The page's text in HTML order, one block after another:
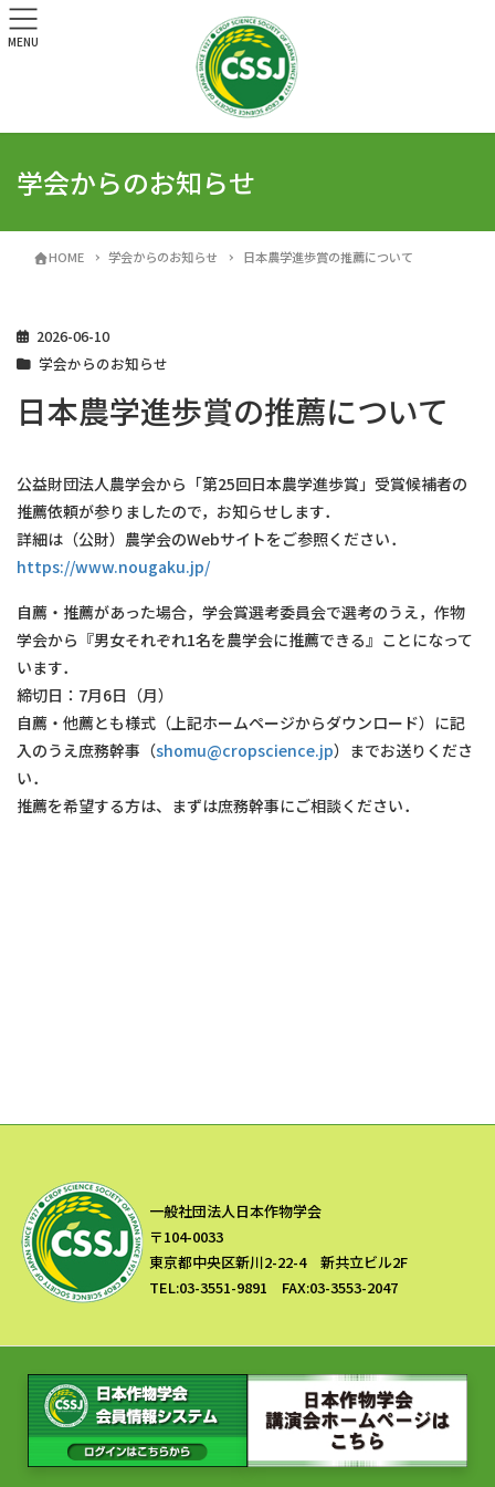
学会からのお知らせ
HOME 学会からのお知らせ 日本農学進歩賞の推薦について
2026-06-10
学会からのお知らせ
日本農学進歩賞の推薦について
公益財団法人農学会から「第25回日本農学進歩賞」受賞候補者の
推薦依頼が参りましたので，お知らせします．
詳細は（公財）農学会のWebサイトをご参照ください．
https://www.nougaku.jp/
自薦・推薦があった場合，学会賞選考委員会で選考のうえ，作物
学会から『男女それぞれ1名を農学会に推薦できる』ことになって
います．
締切日：7月6日（月）
自薦・他薦とも様式（上記ホームページからダウンロード）に記
入のうえ庶務幹事（shomu@cropscience.jp）までお送りくださ
い．
推薦を希望する方は、まずは庶務幹事にご相談ください．
一般社団法人日本作物学会
〒104-0033
東京都中央区新川2-22-4 新共立ビル2F
TEL:03-3551-9891 FAX:03-3553-2047
Copyright © 一般社団法人 日本作物学会 All Rights Reserved.
MENU